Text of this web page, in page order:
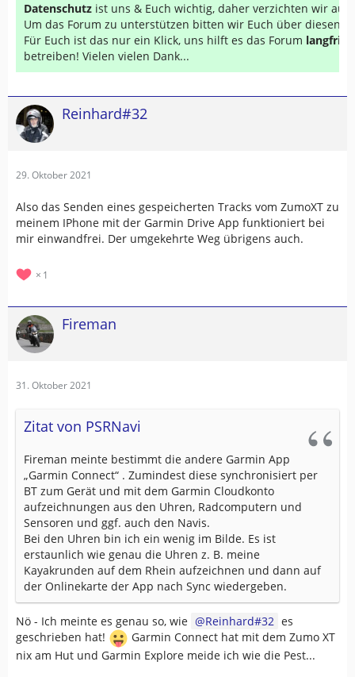
Datenschutz ist uns & Euch wichtig, daher verzichten wir auf
Um das Forum zu unterstützen bitten wir Euch über diesen
Für Euch ist das nur ein Klick, uns hilft es das Forum
betreiben! Vielen vielen Dank...
Reinhard#32
29. Oktober 2021
Also das Senden eines gespeicherten Tracks vom ZumoXT zu
meinem IPhone mit der Garmin Drive App funktioniert bei
mir einwandfrei. Der umgekehrte Weg übrigens auch.
1
Fireman
31. Oktober 2021
Zitat von PSRNavi
Fireman meinte bestimmt die andere Garmin App
„Garmin Connect“ . Zumindest diese synchronisiert per
BT zum Gerät und mit dem Garmin Cloudkonto
aufzeichnungen aus den Uhren, Radcomputern und
Sensoren und ggf. auch den Navis.
Bei den Uhren bin ich ein wenig im Bilde. Es ist
erstaunlich wie genau die Uhren z. B. meine
Kayakrunden auf dem Rhein aufzeichnen und dann auf
der Onlinekarte der App nach Sync wiedergeben.
Nö - Ich meinte es genau so, wie Reinhard#32 es
geschrieben hat!
Garmin Connect hat mit dem Zumo XT
nix am Hut und Garmin Explore meide ich wie die Pest...